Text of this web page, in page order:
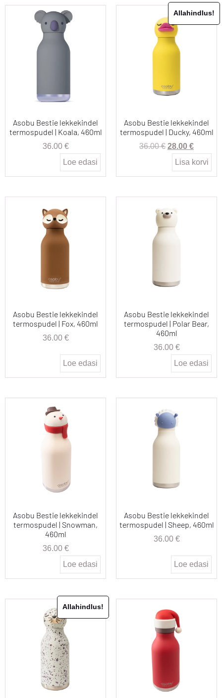
Asobu Bestie lekkekindel
termospudel | Koala, 460ml
36.00 €
Loe edasi
Allahindlus!
Asobu Bestie lekkekindel
termospudel | Ducky, 460ml
36.00€ 28.00 €
Lisa korvi
Asobu Bestie lekkekindel
termospudel | Fox, 460ml
36.00 €
Loe edasi
Asobu Bestie lekkekindel
termospudel | Polar Bear,
460ml
36.00 €
Loe edasi
Asobu Bestie lekkekindel
termospudel | Snowman,
460ml
36.00 €
Loe edasi
Asobu Bestie lekkekindel
termospudel | Sheep, 460ml
36.00 €
Loe edasi
Allahindlus!